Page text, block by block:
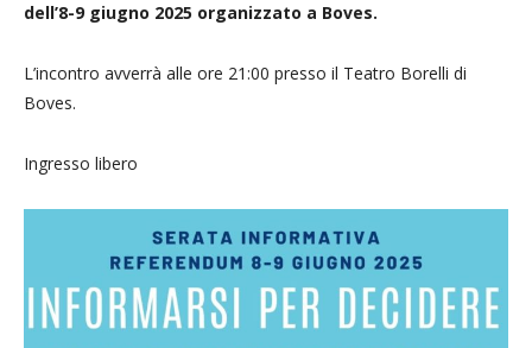
dell’8-9 giugno 2025 organizzato a Boves.
L’incontro avverrà alle ore 21:00 presso il Teatro Borelli di
Boves.
Ingresso libero